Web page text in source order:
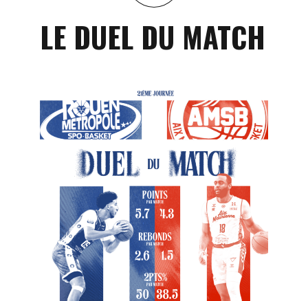
LE DUEL DU MATCH